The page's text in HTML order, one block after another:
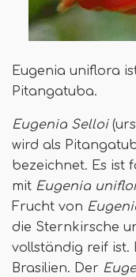
Eugenia uniflora
Pitangatuba.
Eugenia Selloi
wird als
bezeichnet. Es ist
mit Eugenia
Frucht von
die Sternkirsche
vollständig reif ist.
Brasilien. Der